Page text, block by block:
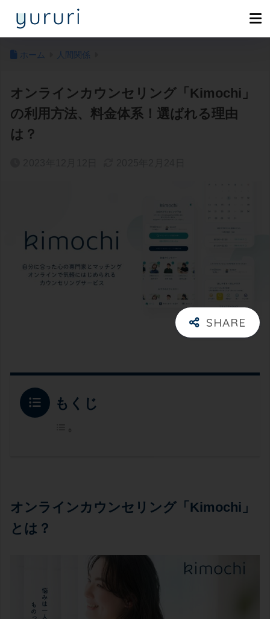
ホーム 人間関係
オンラインカウンセリング「Kimochi」
の利用方法、料金体系！選ばれる理由
は？
もくじ
オンラインカウンセリング「Kimochi」
とは？